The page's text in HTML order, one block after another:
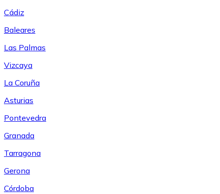
Cádiz
Baleares
Las Palmas
Vizcaya
La Coruña
Asturias
Pontevedra
Granada
Tarragona
Gerona
Córdoba